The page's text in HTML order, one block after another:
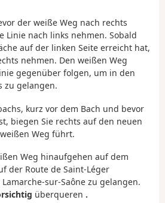
der weiße Weg nach rechts
Linie nach links nehmen. Sobald
auf der linken Seite erreicht hat,
nehmen. Den weißen Weg
gegenüber folgen, um in den
zu gelangen.
kurz vor dem Bach und bevor
biegen Sie rechts auf den neuen
Weg führt.
Weg hinaufgehen auf dem
der Route de Saint-Léger
sur-Saône zu gelangen.
überqueren .